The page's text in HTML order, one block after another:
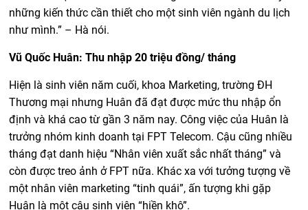
những kiến thức cần thiết cho một sinh viên ngành du lịch
như mình.” – Hà nói.
Vũ Quốc Huân: Thu nhập 20 triệu đồng/ tháng
Hiện là sinh viên năm cuối, khoa Marketing, trường ĐH
Thương mại nhưng Huân đã đạt được mức thu nhập ổn
định và khá cao từ gần 3 năm nay. Công việc của Huân là
trưởng nhóm kinh doanh tại FPT Telecom. Cậu cũng nhiều
tháng đạt danh hiệu “Nhân viên xuất sắc nhất tháng” và
còn được treo ảnh ở FPT nữa. Khác xa với tưởng tượng về
một nhân viên marketing “tinh quái”, ấn tượng khi gặp
Huân là một cậu sinh viên “hiền khô”.